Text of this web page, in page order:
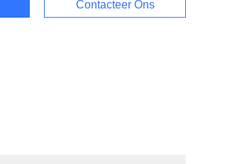
Contacteer Ons